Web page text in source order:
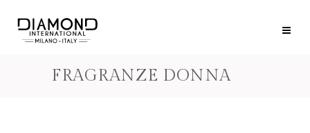
FRAGRANZE DONNA